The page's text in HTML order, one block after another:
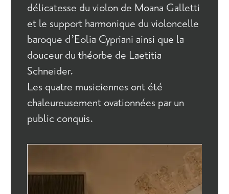
délicatesse du violon de Moana Galletti
et le support harmonique du violoncelle
baroque d’Eolia Cypriani ainsi que la
douceur du théorbe de Laetitia
Schneider.
Les quatre musiciennes ont été
chaleureusement ovationnées par un
public conquis.